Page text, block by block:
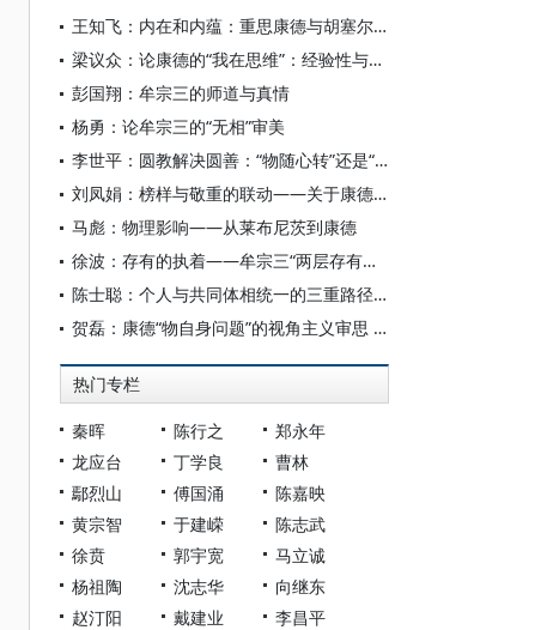
王知飞：内在和内蕴：重思康德与胡塞尔超越论之差别
梁议众：论康德的“我在思维”：经验性与先天性何以不相容
彭国翔：牟宗三的师道与真情
杨勇：论牟宗三的“无相”审美
李世平：圆教解决圆善：“物随心转”还是“心随德转”
刘凤娟：榜样与敬重的联动——关于康德道德驱动问题的一项推进性研究
马彪：物理影响——从莱布尼茨到康德
徐波：存有的执着——牟宗三“两层存有论”中的佛学与康德
陈士聪：个人与共同体相统一的三重路径：康德、黑格尔与阿多诺
贺磊：康德“物自身问题”的视角主义审思 —— 兼评牟宗三与李明辉的阐释
热门专栏
秦晖 陈行之
郑永年
龙应台
丁学良
曹林
鄢烈山
傅国涌
陈嘉映
黄宗智
于建嵘
陈志武
徐贲
郭宇宽
马立诚
杨祖陶
沈志华
向继东
赵汀阳
戴建业
李昌平